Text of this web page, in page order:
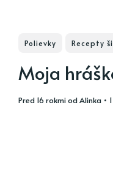
Polievky Recepty
Moja
pred 16 rokmiodAlinka •